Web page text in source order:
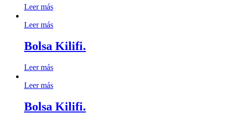
Leer más
Leer más
Bolsa Kilifi.
Leer más
Leer más
Bolsa Kilifi.